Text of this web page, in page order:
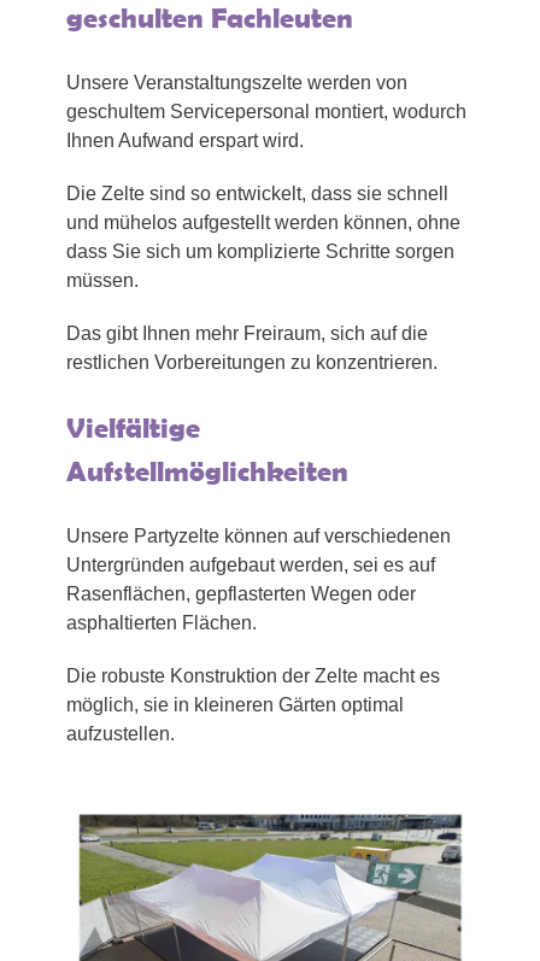
geschulten Fachleuten
Unsere Veranstaltungszelte werden von
geschultem Servicepersonal montiert, wodurch
Ihnen Aufwand erspart wird.
Die Zelte sind so entwickelt, dass sie schnell
und mühelos aufgestellt werden können, ohne
dass Sie sich um komplizierte Schritte sorgen
müssen.
Das gibt Ihnen mehr Freiraum, sich auf die
restlichen Vorbereitungen zu konzentrieren.
Vielfältige
Aufstellmöglichkeiten
Unsere Partyzelte können auf verschiedenen
Untergründen aufgebaut werden, sei es auf
Rasenflächen, gepflasterten Wegen oder
asphaltierten Flächen.
Die robuste Konstruktion der Zelte macht es
möglich, sie in kleineren Gärten optimal
aufzustellen.